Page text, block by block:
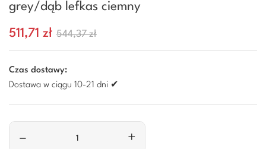
grey/dąb lefkas ciemny
511,71 zł 544,37 zł
Czas dostawy:
Dostawa w ciągu 10-21 dni ✔
– +